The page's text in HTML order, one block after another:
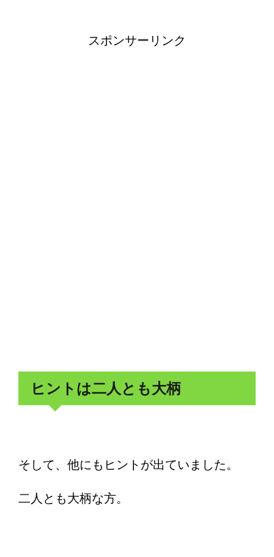
スポンサーリンク
ヒントは二人とも大柄
そして、他にもヒントが出ていました。
二人とも大柄な方。